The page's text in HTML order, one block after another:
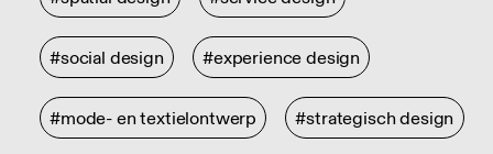
#social design #experience design
#mode- en textielontwerp #strategisch design